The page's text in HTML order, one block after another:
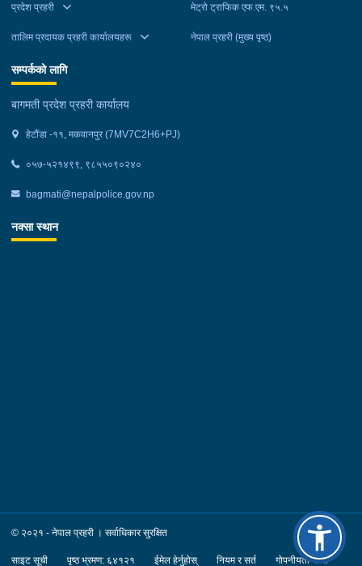
भईरहेको छ ।
प्रदेश प्रहरी
तालिम प्रदायक प्रहरी कार्यालयहरू
मेट्रो ट्राफिक एफ.एम. ९५.५
नेपाल प्रहरी (मुख्य पृष्ठ)
सम्पर्कको लागि
बागमती प्रदेश प्रहरी कार्यालय
हेटौंडा -११, मकवानपुर (7MV7C2H6+PJ)
०५७-५२१४९९, ९८५५०९०२४०
bagmati@nepalpolice.gov.np
नक्सा स्थान
© २०२१ - नेपाल प्रहरी । सर्वाधिकार सुरक्षित
साइट सूची पृष्ठ भ्रमण: ६४१२१ ईमेल हेर्नुहोस् नियम र सर्त गोपनीयता नीति